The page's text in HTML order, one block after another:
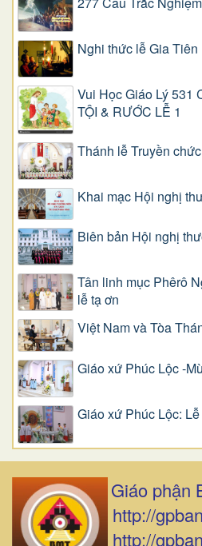
Nghi thức lễ Gia Tiên
Vui Học Giáo Lý 531
TỘI & RƯỚC LỄ 1
Thánh lễ Truyền
Khai mạc Hội nghị
Biên bản Hội nghị
Tân linh mục Phêrô
lễ tạ ơn
Việt Nam và Tòa
Giáo xứ Phúc Lộc -
Giáo xứ Phúc Lộc:
Giáo phận
http://
http://